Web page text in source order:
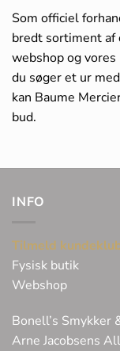
Som officiel
bredt sortiment af
webshop og vores
du søger et ur
kan Baume
bud.
INFO
Tilmeld
Fysisk butik
Webshop
Bonell’s Smykker
Arne Jacobsens